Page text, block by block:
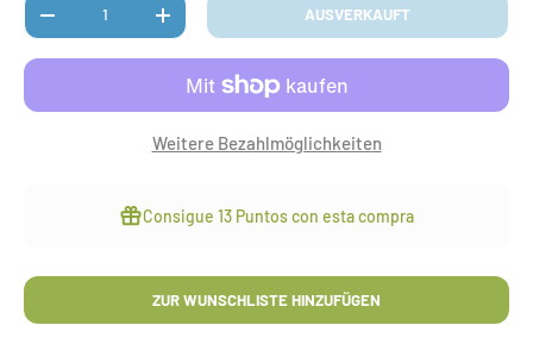
MENGE VERRINGERNMENGE ERHÖHEN AUSVERKAUFT
Weitere Bezahlmöglichkeiten
Consigue 13 Puntoscon esta compra
ZUR WUNSCHLISTE HINZUFÜGEN